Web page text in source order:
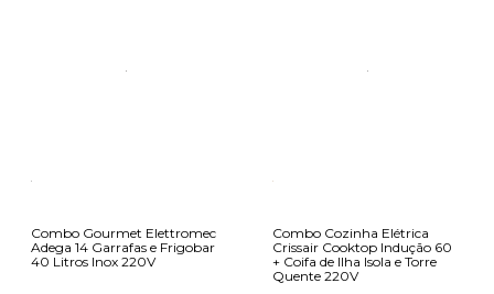
Combo Gourmet Elettromec
Adega 14 Garrafas e Frigobar
40 Litros Inox 220V
Combo Cozinha Elétrica
Crissair Cooktop Indução 60
+ Coifa de Ilha Isola e Torre
Quente 220V